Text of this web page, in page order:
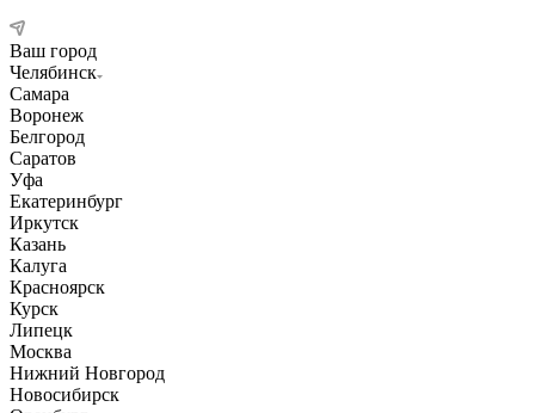
Ваш город
Челябинск
Самара
Воронеж
Белгород
Саратов
Уфа
Екатеринбург
Иркутск
Казань
Калуга
Красноярск
Курск
Липецк
Москва
Нижний Новгород
Новосибирск